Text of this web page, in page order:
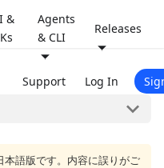
&
Agents
& CLI
Releases
Support Log In
語版です。内容に誤りがご